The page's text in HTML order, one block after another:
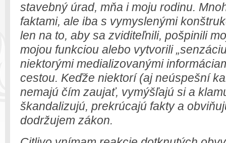
stavebný úrad, mňa i moju rodinu.
faktami, ale iba s vymyslenými
len na to, aby sa zviditeľnili, pošpinili
mojou funkciou alebo vytvorili
niektorými medializovanými
cestou. Keďže niektorí (aj neúspešní
nemajú čím zaujať, vymýšľajú si a
škandalizujú, prekrúcajú fakty a
dodržujem zákon.